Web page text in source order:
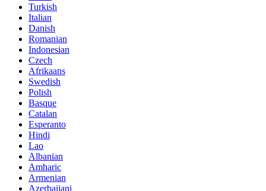
Turkish
Italian
Danish
Romanian
Indonesian
Czech
Afrikaans
Swedish
Polish
Basque
Catalan
Esperanto
Hindi
Lao
Albanian
Amharic
Armenian
Azerbaijani